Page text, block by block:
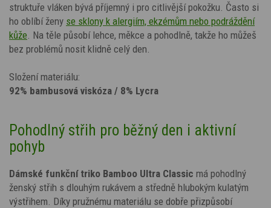
struktuře vláken bývá příjemný i pro citlivější pokožku. Často si
ho oblíbí ženy se sklony k alergiím, ekzémům nebo podráždění
kůže . Na těle působí lehce, měkce a pohodlně, takže ho můžeš
bez problémů nosit klidně celý den.
Složení materiálu:
92% bambusová viskóza / 8% Lycra
Pohodlný střih pro běžný den i aktivní
pohyb
Dámské funkční triko Bamboo Ultra Classic má pohodlný
ženský střih s dlouhým rukávem a středně hlubokým kulatým
výstřihem. Díky pružnému materiálu se dobře přizpůsobí